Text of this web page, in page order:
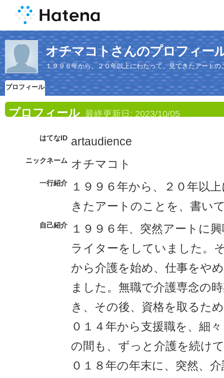
オチマコトさんのプロフィー
１９９６年から、２０年以上にわたって、見てきたアート
プロフィール
プロフィール 最終更新日: 2023/10/05
はてなID artaudience
ニックネーム オチマコト
一行紹介
１９９６年から、２０年以
きたアートのことを、書い
自己紹介
１９９６年、突然アートに
ライターをしていました。
から介護を始め、仕事をや
ました。無職で介護専念の
き、その後、資格を取るた
０１４年から支援職を、細
の間も、ずっと介護を続け
０１８年の年末に、突然、